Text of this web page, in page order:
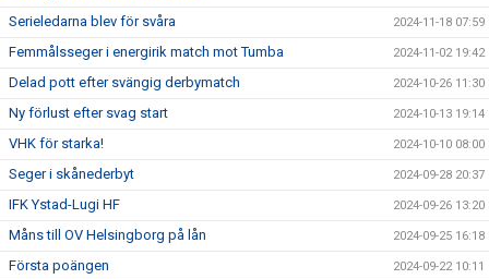
Serieledarna blev för svåra 2024-11-18 07:59
Femmålsseger i energirik match mot Tumba 2024-11-02 19:42
Delad pott efter svängig derbymatch 2024-10-26 11:30
Ny förlust efter svag start 2024-10-13 19:14
VHK för starka! 2024-10-10 08:00
Seger i skånederbyt 2024-09-28 20:37
IFK Ystad-Lugi HF 2024-09-26 13:20
Måns till OV Helsingborg på lån 2024-09-25 16:18
Första poängen 2024-09-22 10:11